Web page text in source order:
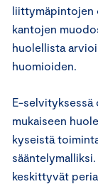
liittymäpintojen
kantojen
huolellista
huomioiden.
E-selvityksessä
mukaiseen
kyseistä
keskittyvät